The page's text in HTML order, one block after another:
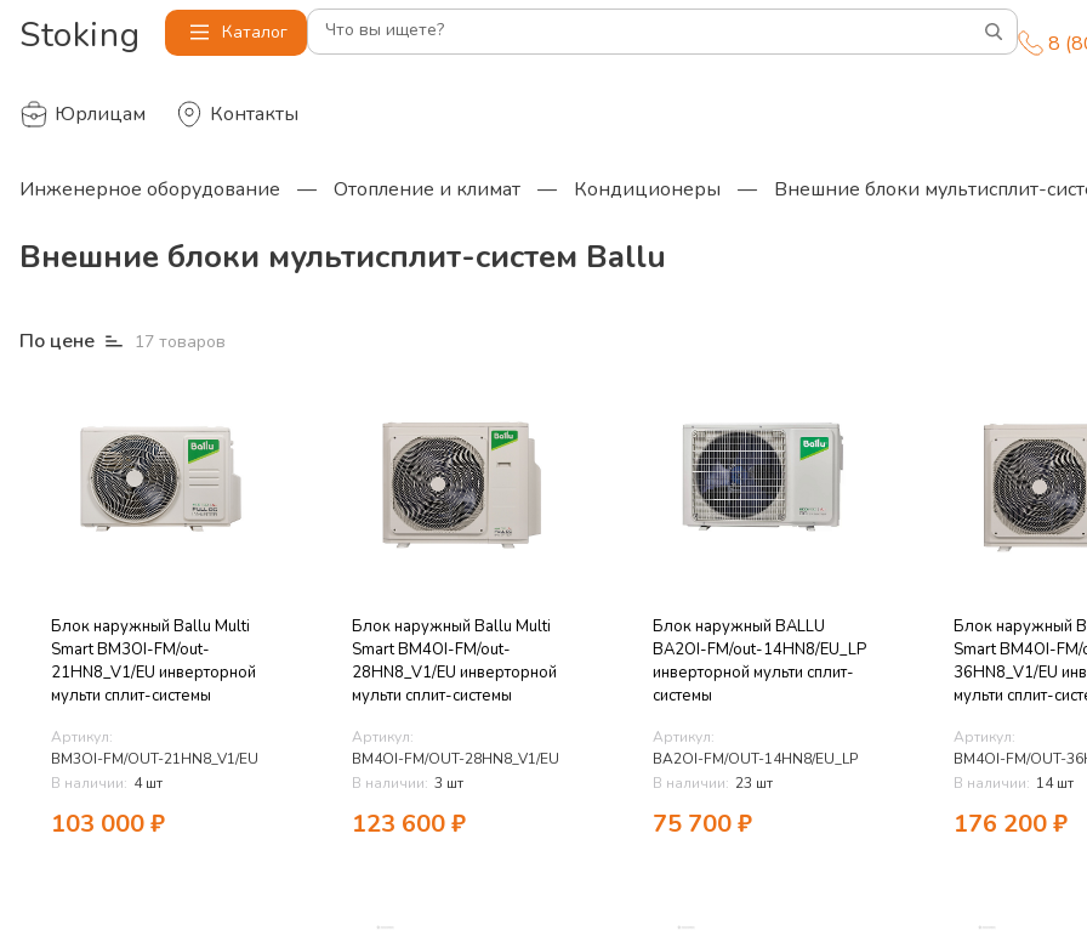
Stoking Каталог Что вы ищете? 8
Юрлицам Контакты
Инженерное оборудование — Отопление и климат — Кондиционеры — Внешние блоки мультисплит-
Внешние блоки мультисплит-систем Ballu
По цене 17 товаров
Блок наружный Ballu Multi
Smart BM3OI-FM/out-
21HN8_V1/EU инверторной
мульти сплит-системы
Артикул:
BM3OI-FM/OUT-21HN8_V1/EU
В наличии: 4 шт
103 000₽
Блок наружный Ballu Multi
Smart BM4OI-FM/out-
28HN8_V1/EU инверторной
мульти сплит-системы
Артикул:
BM4OI-FM/OUT-28HN8_V1/EU
В наличии: 3 шт
123 600₽
Блок наружный BALLU
BA2OI-FM/out-14HN8/EU_LP
инверторной мульти сплит-
системы
Артикул:
BA2OI-FM/OUT-14HN8/EU_LP
В наличии: 23 шт
75 700₽
Блок наружный
Smart BM4OI-
36HN8_V1/EU
мульти сплит-
Артикул:
BM4OI-FM/OUT-
В наличии: 14 шт
176 200₽